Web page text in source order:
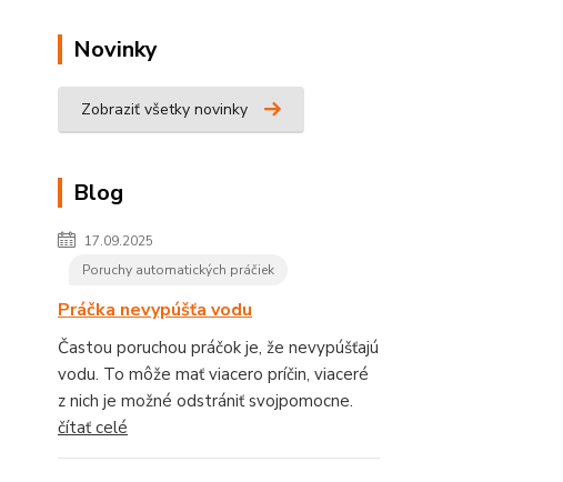
Novinky
Zobraziť všetky novinky
Blog
17.09.2025
Poruchy automatických práčiek
Práčka nevypúšťa vodu
Častou poruchou práčok je, že nevypúšťajú
vodu. To môže mať viacero príčin, viaceré
z nich je možné odstrániť svojpomocne.
čítať celé